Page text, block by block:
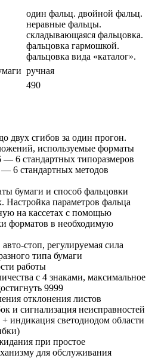
один фальц. двойной фальц.
неравные фальцы.
складывающаяся фальцовка.
фальцовка гармошкой.
фальцовка вида «каталог».
ручная
490
двух сгибов за один прогон.
используемые форматы
6 стандартных типоразмеров
6 стандартных методов
бумаги и способ фальцовки
Настройка параметров фальца
на кассетах с помощью
форматов в необходимую
стоп, регулируемая сила
типа бумаги
работы
с 4 знаками, максимальное
9999
отклонения листов
и сигнализация неисправностей
индикация светодиодом области
при простое
для обслуживания